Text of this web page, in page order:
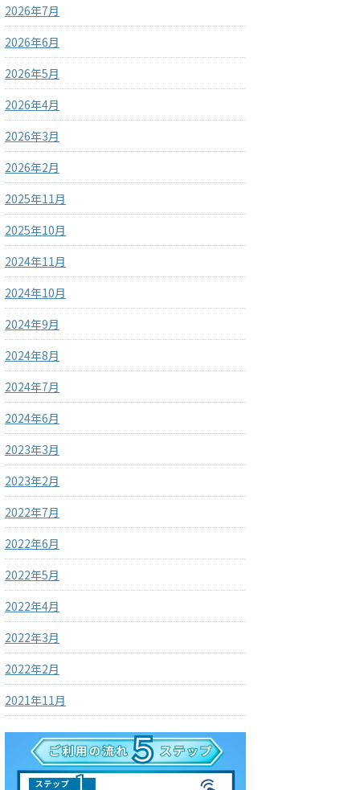
2026年7月
2026年6月
2026年5月
2026年4月
2026年3月
2026年2月
2025年11月
2025年10月
2024年11月
2024年10月
2024年9月
2024年8月
2024年7月
2024年6月
2023年3月
2023年2月
2022年7月
2022年6月
2022年5月
2022年4月
2022年3月
2022年2月
2021年11月